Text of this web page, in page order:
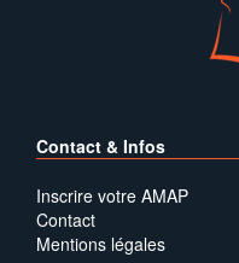
Contact & Infos
Inscrire votre AMAP
Contact
Mentions légales